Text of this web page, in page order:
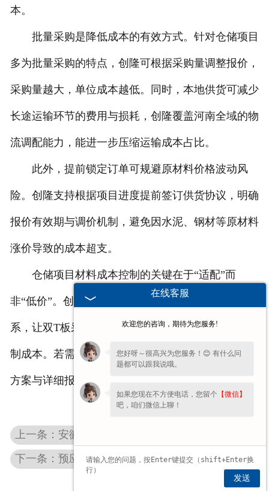
本。
批量采购是降低成本的有效方式。针对仓储项目
多为批量采购的特点，创隆可根据采购量调整报价，
采购量越大，单位成本越低。同时，本地供货可减少
长途运输环节的费用与损耗，创隆覆盖河南全域的物
流调配能力，能进一步压缩运输成本占比。
此外，提前锁定订单可规避原材料价格波动风
险。创隆支持根据项目进度提前签订供货协议，明确
报价有效期与调价机制，避免因水泥、钢材等原材料
涨价导致的成本超支。
仓储项目材料成本控制的关键在于“适配”而
非“低价”。创隆通过******选型指导与透明报价体
系，让双T板采购既贴合仓储使用需求，又能合理控
制成本。若需结合具体仓储项目参数获取定制化选型
方案与详细报价，可联系创隆获取针对性建议。
下一条：预应力混凝土构件常用强度等级与适用场景
在线客服
欢迎您的咨询，期待为您服务!
您好呀～很高兴为您服务！😊 有什么问
题都可以跟我说哦。
如果您现在不方便电话，您留个 【微信】
吧，咱们微信上聊！
发送